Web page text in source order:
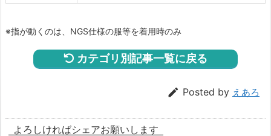
※指が動くのは、NGS仕様の服等を着用時のみ
カテゴリ別記事一覧に戻る
 Posted by えあろ
よろしければシェアお願いします